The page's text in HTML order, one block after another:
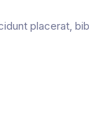
placerat,